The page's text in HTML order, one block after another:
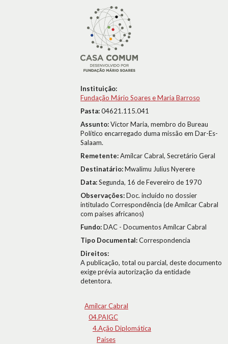
Instituição:
Fundação Mário Soares e Maria Barroso
Pasta:04621.115.041
Assunto:Victor Maria, membro do Bureau
Político encarregado duma missão em Dar-Es-
Salaam.
Remetente:Amílcar Cabral, Secretário Geral
Destinatário:Mwalimu Julius Nyerere
Data:Segunda, 16 de Fevereiro de 1970
Observações:Doc. incluído no dossier
intitulado Correspondência (de Amílcar Cabral
com países africanos)
Fundo:DAC - Documentos Amílcar Cabral
Tipo Documental:Correspondencia
Direitos:
A publicação, total ou parcial, deste documento
exige prévia autorização da entidade
detentora.
Amílcar Cabral
04.PAIGC
4.Ação Diplomática
Países